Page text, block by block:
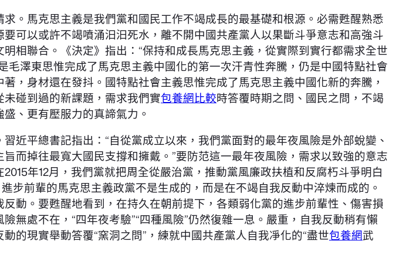
馬克思主義是我們黨和國民工作不竭成長的最基礎和根源。必需甦醒熟悉
可以或許不竭噴涌汩汩死水，離不開中國共產黨人以果斷斗爭意志和高強斗
相聯合。《決定》指出：“保持和成長馬克思主義，從實際到實行都需求全世
澤東思惟完成了馬克思主義中國化的第一次汗青性奔騰，仍是中國特點社會
，身材還在發抖。國特點社會主義思惟完成了馬克思主義中國化新的奔騰，
碰到過的新課題，需求我們實包養網比較時答覆時期之問、國民之問，不竭
、更有壓服力的真諦氣力。
平總書記指出：“自從黨成立以來，我們黨面對的最年夜風險是外部蛻變、
而掉往最寬大國民支撐和擁戴。”要防范這一最年夜風險，需求以致強的意志
年12月，我們黨就把周全從嚴治黨，推動黨風廉政扶植和反腐朽斗爭明白
步前輩的馬克思主義政黨不是生成的，而是在不竭自我反動中淬煉而成的。
動。要甦醒地看到，在持久在朝前提下，各類弱化黨的進步前輩性、傷害損
無處不在，“四年夜考驗”“四種風險”仍然復雜一息。嚴重，自我反動稍有懶
的現實舉動答覆“窯洞之問”，練就中國共產黨人自我凈化的“盡世包養網武